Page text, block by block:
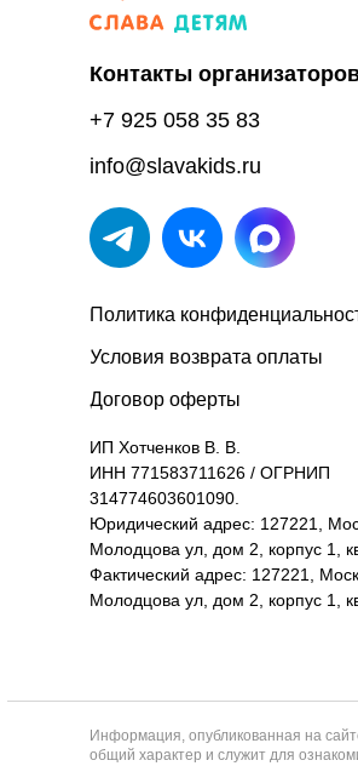
Информация, опубликованная на
общий характер и служит для
info@slavakids.ru
Контакты
+7 925 058 35 83
ИП Хотченков В. В.
ИНН 771583711626 / ОГРНИП
314774603601090.
Юридический адрес: 127221,
Молодцова ул, дом 2, корпус 1,
Фактический адрес: 127221,
Молодцова ул, дом 2, корпус 1,
Политика
Условия возврата оплаты
Договор оферты